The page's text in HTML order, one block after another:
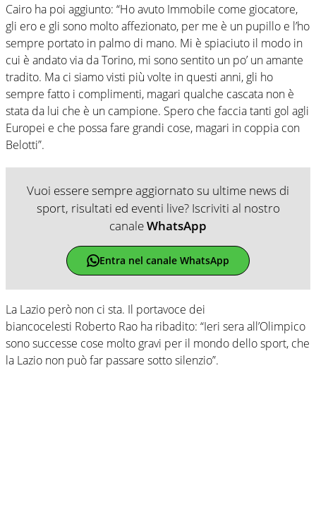
Cairo ha poi aggiunto: “Ho avuto Immobile come giocatore,
gli ero e gli sono molto affezionato, per me è un pupillo e l’ho
sempre portato in palmo di mano. Mi è spiaciuto il modo in
cui è andato via da Torino, mi sono sentito un po’ un amante
tradito. Ma ci siamo visti più volte in questi anni, gli ho
sempre fatto i complimenti, magari qualche cascata non è
stata da lui che è un campione. Spero che faccia tanti gol agli
Europei e che possa fare grandi cose, magari in coppia con
Belotti”.
Vuoi essere sempre aggiornato su ultime news di
sport, risultati ed eventi live? Iscriviti al nostro
canaleWhatsApp
Entra nel canale WhatsApp
La Lazio però non ci sta. Il portavoce dei
biancocelesti Roberto Rao ha ribadito: “Ieri sera all’Olimpico
sono successe cose molto gravi per il mondo dello sport, che
la Lazio non può far passare sotto silenzio”.